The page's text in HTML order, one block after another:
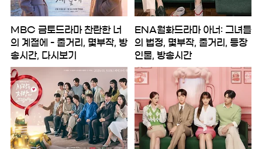
MBC 금토드라마 찬란한 너
의 계절에 - 줄거리, 몇부작, 방
송시간, 다시보기
ENA월화드라마 아너: 그녀들
의 법정, 몇부작, 줄거리, 등장
인물, 방송시간